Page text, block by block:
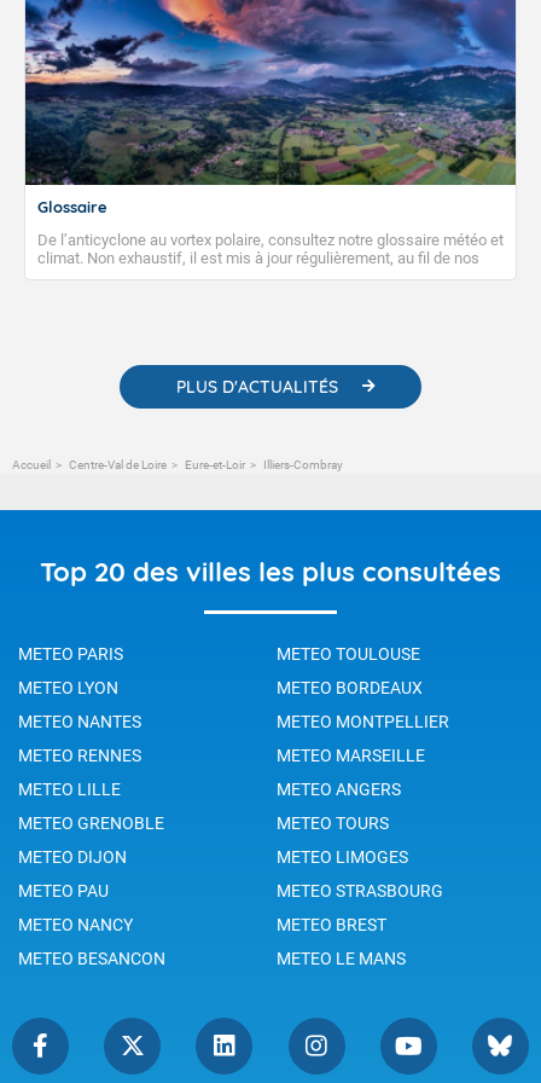
Glossaire
De l’anticyclone au vortex polaire, consultez notre glossaire météo et
climat. Non exhaustif, il est mis à jour régulièrement, au fil de nos
publications. Vous y trouverez également des liens utiles vers nos
PLUS D'ACTUALITÉS
Accueil Centre-Val de Loire Eure-et-Loir Illiers-Combray
Top 20 des villes les plus consultées
METEO PARIS
METEO TOULOUSE
METEO LYON
METEO BORDEAUX
METEO NANTES
METEO MONTPELLIER
METEO RENNES
METEO MARSEILLE
METEO LILLE
METEO ANGERS
METEO GRENOBLE
METEO TOURS
METEO DIJON
METEO LIMOGES
METEO PAU
METEO STRASBOURG
METEO NANCY
METEO BREST
METEO BESANCON
METEO LE MANS